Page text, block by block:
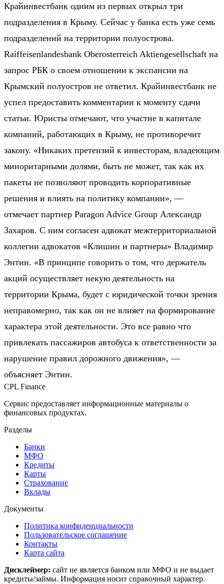
Крайинвестбанк одним из первых открыл три
подразделения в Крыму. Сейчас у банка есть уже семь
подразделений на территории полуострова.
Raiffeisenlandesbank Oberosterreich Aktiengesellschaft на
запрос РБК о своем отношении к экспансии на
Крымский полуостров не ответил. Крайинвестбанк не
успел предоставить комментарии к моменту сдачи
статьи. Юристы отмечают, что участие в капитале
компаний, работающих в Крыму, не противоречит
закону. «Никаких претензий к инвесторам, владеющим
миноритарными долями, быть не может, так как их
пакеты не позволяют проводить корпоративные
решения и влиять на политику компании», —
отмечает партнер Paragon Advice Group Александр
Захаров. С ним согласен адвокат межтерриториальной
коллегии адвокатов «Клишин и партнеры» Владимир
Энтин. «В принципе говорить о том, что держатель
акций осуществляет некую деятельность на
территории Крыма, будет с юридической точки зрения
неправомерно, так как он не влияет на формирование
характера этой деятельности. Это все равно что
привлекать пассажиров автобуса к ответственности за
нарушение правил дорожного движения», —
объясняет Энтин.
CPL Finance
Сервис предоставляет информационные материалы о
финансовых продуктах.
Разделы
Банки
МФО
Кредиты
Карты
Страхование
Вклады
Документы
Политика конфиденциальности
Пользовательское соглашение
Контакты
Карта сайта
Дисклеймер: сайт не является банком или МФО и не выдает
кредиты/займы. Информация носит справочный характер.